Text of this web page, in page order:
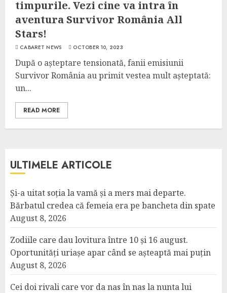
timpurile. Vezi cine va intra în
aventura Survivor România All
Stars!
CABARET NEWS OCTOBER 10, 2023
După o așteptare tensionată, fanii emisiunii
Survivor România au primit vestea mult așteptată:
un...
READ MORE
ULTIMELE ARTICOLE
Și-a uitat soția la vamă și a mers mai departe.
Bărbatul credea că femeia era pe bancheta din spate
August 8, 2026
Zodiile care dau lovitura între 10 și 16 august.
Oportunități uriașe apar când se așteaptă mai puțin
August 8, 2026
Cei doi rivali care vor da nas în nas la nunta lui